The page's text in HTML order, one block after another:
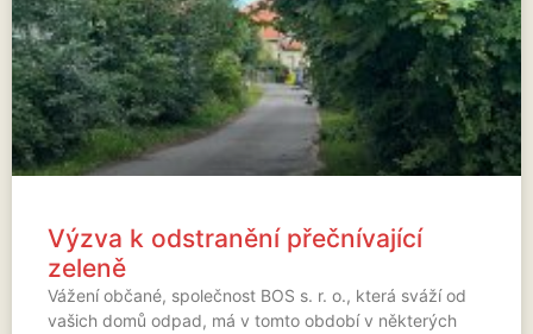
Výzva k odstranění přečnívající
zeleně
Vážení občané, společnost BOS s. r. o., která sváží od
vašich domů odpad, má v tomto období v některých